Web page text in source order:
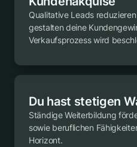
Qualitative Leads
gestalten deine
Verkaufsprozess wird
Du hast stetigen
Ständige Weiterbildung
sowie beruflichen
Horizont.